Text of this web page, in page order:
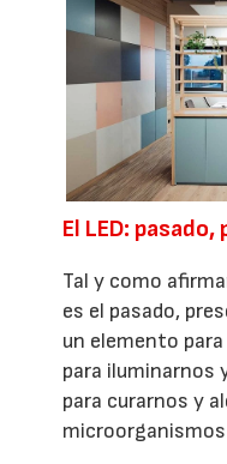
El LED:
Tal y como
es el pasado,
un elemento
para iluminarnos
para curarnos y